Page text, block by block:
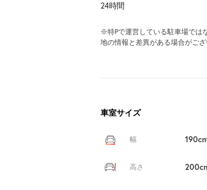
24時間
※特Pで運営している駐車場では
地の情報と差異がある場合がご
車室サイズ
幅
高さ